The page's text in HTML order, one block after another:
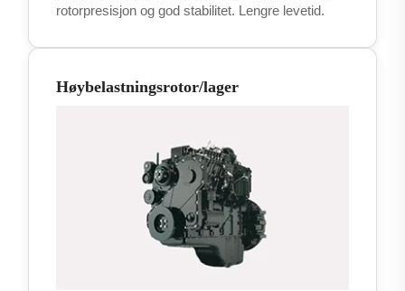
rotorpresisjon og god stabilitet. Lengre levetid.
Høybelastningsrotor/lager